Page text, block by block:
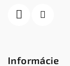
Informácie